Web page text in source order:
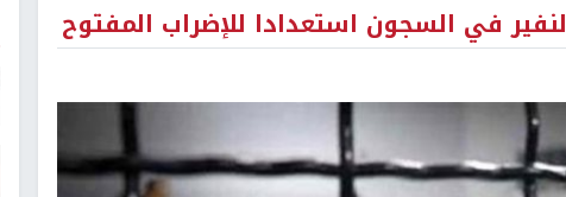
في السجون استعدادا للإضراب المفتوح